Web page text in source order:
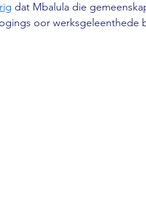
dat Mbalula die
oor werksgeleenthede